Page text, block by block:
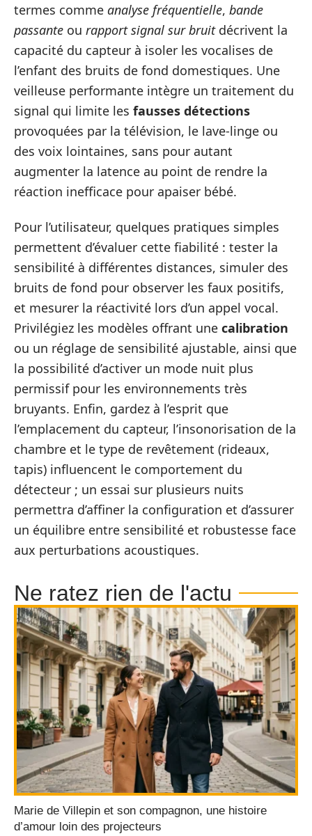
termes comme analyse fréquentielle, bande
passante ou rapport signal sur bruitdécrivent la
capacité du capteur à isoler les vocalises de
l’enfant des bruits de fond domestiques. Une
veilleuse performante intègre un traitement du
signal qui limite les fausses détections
provoquées par la télévision, le lave-linge ou
des voix lointaines, sans pour autant
augmenter la latence au point de rendre la
réaction inefficace pour apaiser bébé.
Pour l’utilisateur, quelques pratiques simples
permettent d’évaluer cette fiabilité : tester la
sensibilité à différentes distances, simuler des
bruits de fond pour observer les faux positifs,
et mesurer la réactivité lors d’un appel vocal.
Privilégiez les modèles offrant une calibration
ou un réglage de sensibilité ajustable, ainsi que
la possibilité d’activer un mode nuit plus
permissif pour les environnements très
bruyants. Enfin, gardez à l’esprit que
l’emplacement du capteur, l’insonorisation de la
chambre et le type de revêtement (rideaux,
tapis) influencent le comportement du
détecteur ; un essai sur plusieurs nuits
permettra d’affiner la configuration et d’assurer
un équilibre entre sensibilité et robustesse face
aux perturbations acoustiques.
Ne ratez rien de l'actu
Marie de Villepin et son compagnon, une histoire
d’amour loin des projecteurs